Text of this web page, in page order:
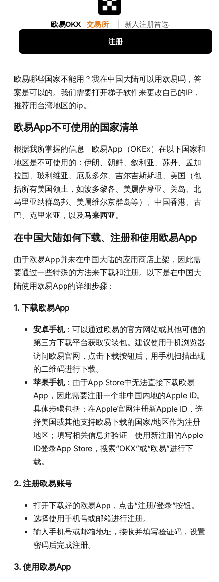
欧易OKX 交易所 新人注册首选
注册
欧易哪些国家不能用？我在中国大陆可以用欧易吗，答
案是可以的。我们需要打开梯子软件来更改自己的IP，
推荐用台湾地区的ip。
欧易App不可使用的国家清单
根据我所掌握的信息，欧易App（OKEx）在以下国家和
地区是不可使用的：伊朗、朝鲜、叙利亚、苏丹、孟加
拉国、玻利维亚、厄瓜多尔、吉尔吉斯斯坦、美国（包
括所有美国领土，如波多黎各、美属萨摩亚、关岛、北
马里亚纳群岛邦、美属维尔京群岛等）、中国香港、古
巴、克里米亚，以及马来西亚。
在中国大陆如何下载、注册和使用欧易App
由于欧易App并未在中国大陆的应用商店上架，因此需
要通过一些特殊的方法来下载和注册。以下是在中国大
陆使用欧易App的详细步骤：
1. 下载欧易App
安卓手机：可以通过欧易的官方网站或其他可信的
第三方下载平台获取安装包。建议使用手机浏览器
访问欧易官网，点击下载按钮后，用手机扫描出现
的二维码进行下载。
苹果手机：由于App Store中无法直接下载欧易
App，因此需要注册一个非中国内地的Apple ID。
具体步骤包括：在Apple官网注册新Apple ID，选
择美国或其他支持欧易下载的国家/地区作为注册
地区；填写相关信息并验证；使用新注册的Apple
ID登录App Store，搜索“OKX”或“欧易”进行下
载。
2. 注册欧易账号
打开下载好的欧易App，点击“注册/登录”按钮。
选择使用手机号或邮箱进行注册。
输入手机号或邮箱地址，接收并填写验证码，设置
密码后完成注册。
3. 使用欧易App